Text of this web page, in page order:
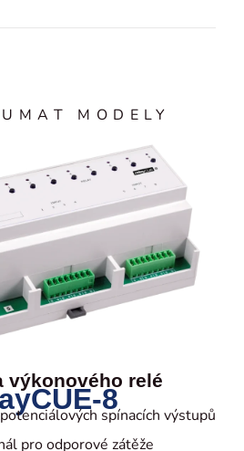
MODELY
výkonového relé
8
spínacích výstupů
pro odporové zátěže